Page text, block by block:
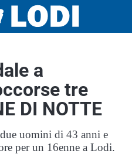
a
tre
DI NOTTE
uomini di 43 anni e
per un 16enne a Lodi.